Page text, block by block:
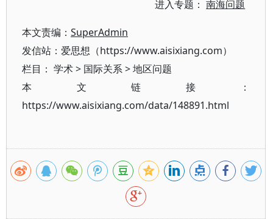
进入专题：南海问题
本文责编： SuperAdmin
发信站：爱思想（https://www.aisixiang.com）
栏目： 学术> 国际关系>地区问题
本文链接：
https://www.aisixiang.com/data/148891.html